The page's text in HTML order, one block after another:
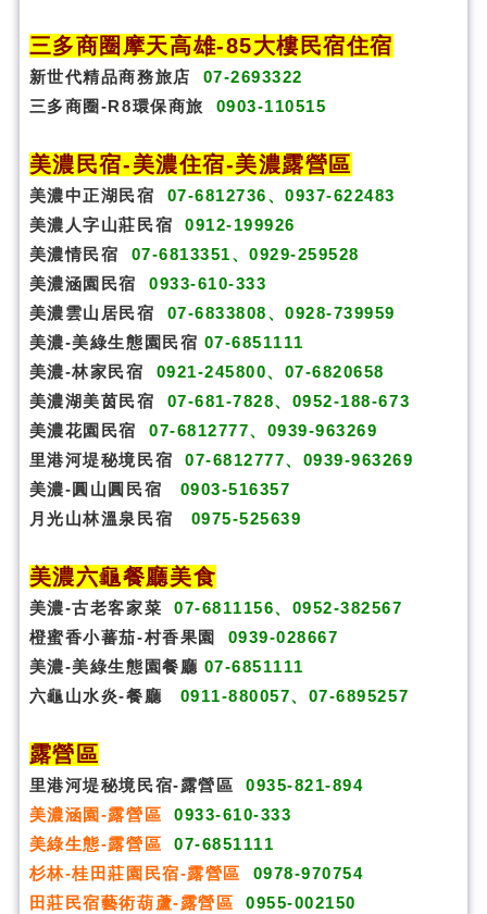
三多商圈 摩天高雄-85大樓民宿住宿
新世代精品商務旅店
07-2693322
三多商圈-R8環保商旅
0903-110515
美濃民宿-美濃住宿-美濃露營區
美濃中正湖民宿
07-6812736、0937-622483
美濃人字山莊民宿
0912-199926
美濃情民宿
07-6813351、0929-259528
美濃涵園民宿
0933-610-333
美濃雲山居民宿
07-6833808、0928-739959
美濃-美綠生態園民宿 07-6851111
美濃-林家民宿
0921-245800、07-6820658
美濃湖美茵民宿
07-681-7828、0952-188-673
美濃花園民宿
07-6812777、0939-963269
里港河堤秘境民宿
07-6812777、0939-963269
美濃-圓山圓民宿
0903-516357
月光山林溫泉民宿
0975-525639
美濃六龜餐廳美食
美濃-古老客家菜
07-6811156、0952-382567
橙蜜香小蕃茄-村香果園
0939-028667
美濃-美綠生態園餐廳 07-6851111
六龜山水炎-餐廳
0911-880057、07-6895257
露營區
里港河堤秘境民宿-露營區
0935-821-894
美濃涵園-露營區
0933-610-333
美綠生態-露營區
07-6851111
杉林-桂田莊園民宿-露營區
0978-970754
田莊民宿藝術葫蘆-露營區
0955-002150